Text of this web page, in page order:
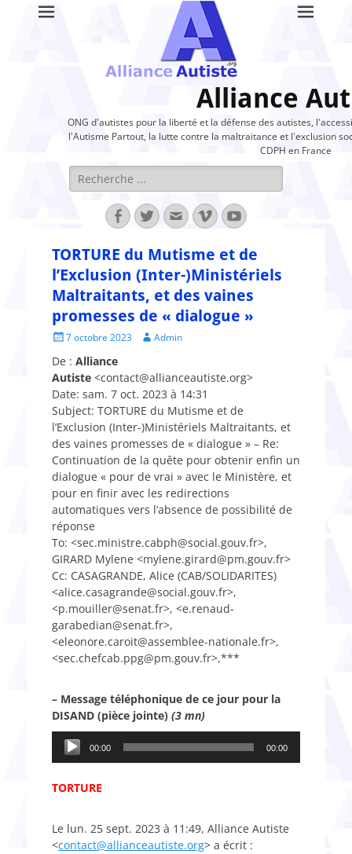
Alliance
ONG d'autistes pour la liberté et la défense des autistes,
l'Autisme Partout, la lutte contre la maltraitance et l'exclusion
CDPH en France
Rechercher :
Facebook
TwitterAdresse
de
VimeoYouTube
TORTURE du Mutisme et de
l’Exclusion (Inter-)Ministériels
Maltraitants, et des vaines
promesses de « dialogue »
Posted7 octobre 2023 Author
Admin
De : Alliance
Autiste <contact@allianceautiste.org>
Date: sam. 7 oct. 2023 à 14:31
Subject: TORTURE du Mutisme et de
l’Exclusion (Inter-)Ministériels Maltraitants, et
des vaines promesses de « dialogue » – Re:
Continuation de la quête pour obtenir enfin un
dialogue « pour de vrai » avec le Ministère, et
pour en finir avec les redirections
automatiques vers l’absence de possibilité de
réponse
To: <sec.ministre.cabph@social.gouv.fr>,
GIRARD Mylene <mylene.girard@pm.gouv.fr>
Cc: CASAGRANDE, Alice (CAB/SOLIDARITES)
<alice.casagrande@social.gouv.fr>,
<p.mouiller@senat.fr>, <e.renaud-
garabedian@senat.fr>,
<eleonore.caroit@assemblee-nationale.fr>,
<sec.chefcab.ppg@pm.gouv.fr>,***
– Message téléphonique de ce jour pour la
DISAND (pièce jointe) (3 mn)
Lecteur
audio
00:00 00:00
TORTURE
Le lun. 25 sept. 2023 à 11:49, Alliance Autiste
<contact@allianceautiste.org> a écrit :